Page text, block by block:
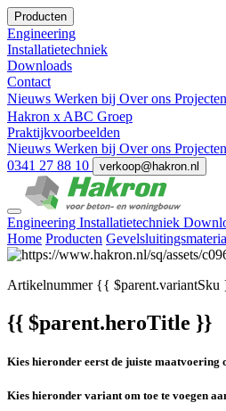
Producten
Engineering
Installatietechniek
Downloads
Contact
Nieuws Werken bij Over ons Projecten
Hakron x ABC Groep
Praktijkvoorbeelden
Nieuws Werken bij Over ons Projecten
0341 27 88 10
verkoop@hakron.nl
Engineering Installatietechniek
Home Producten
Artikelnummer{{ $parent.variantSku
{{ $parent.heroTitle }}
Kies hieronder eerst de juiste
Kies hieronder variant om toe te voegen